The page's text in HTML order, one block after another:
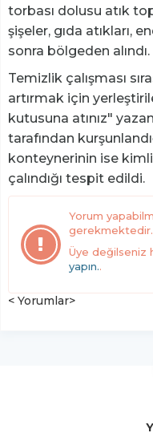
torbası dolusu atık
şişeler, gıda atıkları,
sonra bölgeden alındı.
Temizlik çalışması
artırmak için
kutusuna atınız"
tarafından
konteynerinin ise
çalındığı tespit edildi.
Yorum
gerekmektedir.
Üye değilseniz
yapın..
< Yorumlar>